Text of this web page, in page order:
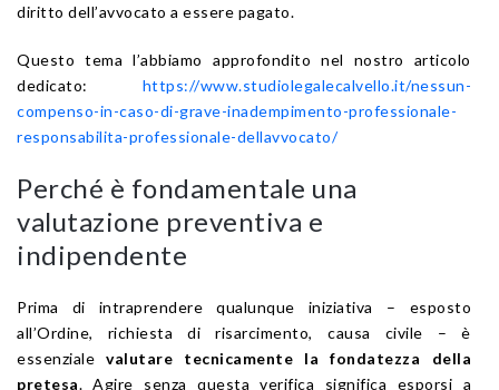
diritto dell’avvocato a essere pagato.
Questo tema l’abbiamo approfondito nel nostro articolo
dedicato: https://www.studiolegalecalvello.it/nessun-
compenso-in-caso-di-grave-inadempimento-professionale-
responsabilita-professionale-dellavvocato/
Perché è fondamentale una
valutazione preventiva e
indipendente
Prima di intraprendere qualunque iniziativa – esposto
all’Ordine, richiesta di risarcimento, causa civile – è
essenzialevalutare tecnicamente la fondatezza della
pretesa. Agire senza questa verifica significa esporsi a